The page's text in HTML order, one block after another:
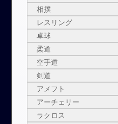
相撲
レスリング
卓球
柔道
空手道
剣道
アメフト
アーチェリー
ラクロス